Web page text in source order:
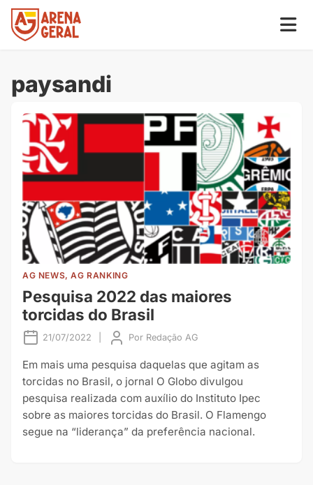
paysandi
AG NEWS, AG RANKING
Pesquisa 2022 das maiores
torcidas do Brasil
21/07/2022 Por Redação AG
Em mais uma pesquisa daquelas que agitam as
torcidas no Brasil, o jornal O Globo divulgou
pesquisa realizada com auxílio do Instituto Ipec
sobre as maiores torcidas do Brasil. O Flamengo
segue na “liderança” da preferência nacional.